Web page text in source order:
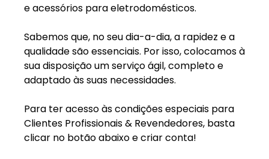
e acessórios para eletrodomésticos.
Sabemos que, no seu dia-a-dia, a rapidez e a
qualidade são essenciais. Por isso, colocamos à
sua disposição um serviço ágil, completo e
adaptado às suas necessidades.
Para ter acesso às condições especiais para
Clientes Profissionais & Revendedores, basta
clicar no botão abaixo e criar conta!